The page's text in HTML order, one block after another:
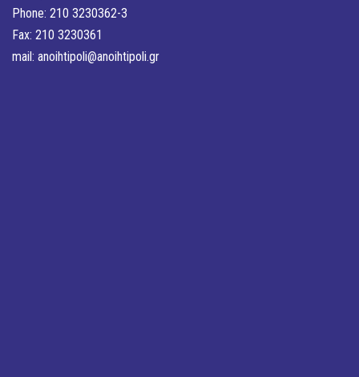
Phone: 210 3230362-3
Fax: 210 3230361
mail: anoihtipoli@anoihtipoli.gr